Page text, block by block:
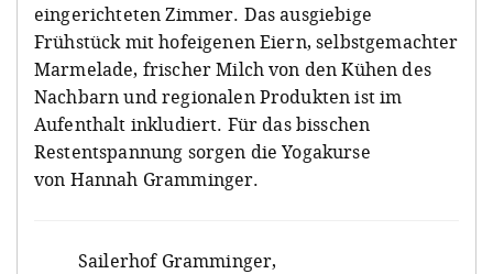
eingerichteten Zimmer. Das ausgiebige
Frühstück mit hofeigenen Eiern, selbstgemachter
Marmelade, frischer Milch von den Kühen des
Nachbarn und regionalen Produkten ist im
Aufenthalt inkludiert. Für das bisschen
Restentspannung sorgen die Yogakurse
von Hannah Gramminger.
Sailerhof Gramminger,